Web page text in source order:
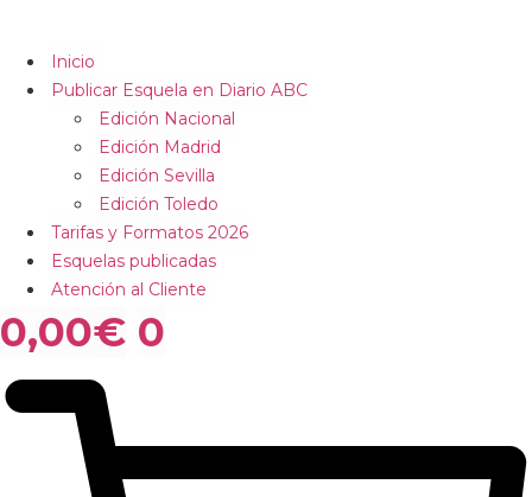
Inicio
Publicar Esquela en Diario ABC
Edición Nacional
Edición Madrid
Edición Sevilla
Edición Toledo
Tarifas y Formatos 2026
Esquelas publicadas
Atención al Cliente
0,00€ 0